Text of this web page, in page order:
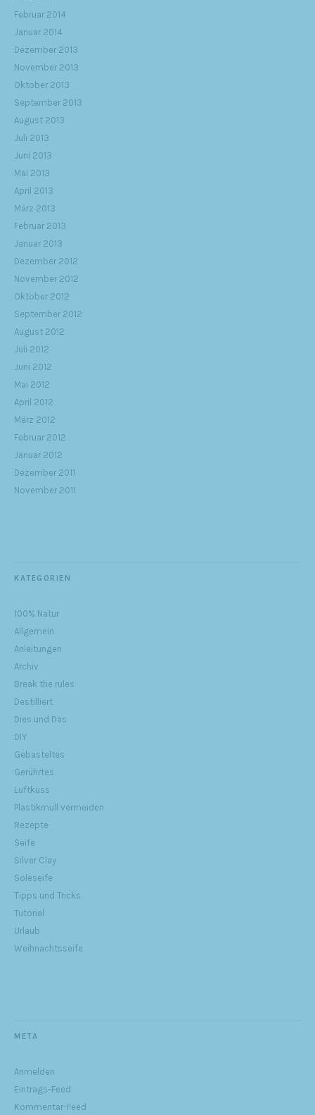
Februar 2014
Januar 2014
Dezember 2013
November 2013
Oktober 2013
September 2013
August 2013
Juli 2013
Juni 2013
Mai 2013
April 2013
März 2013
Februar 2013
Januar 2013
Dezember 2012
November 2012
Oktober 2012
September 2012
August 2012
Juli 2012
Juni 2012
Mai 2012
April 2012
März 2012
Februar 2012
Januar 2012
Dezember 2011
November 2011
KATEGORIEN
100% Natur
Allgemein
Anleitungen
Archiv
Break the rules
Destilliert
Dies und Das
DIY
Gebasteltes
Gerührtes
Luftkuss
Plastikmüll vermeiden
Rezepte
Seife
Silver Clay
Soleseife
Tipps und Tricks
Tutorial
Urlaub
Weihnachtsseife
META
Anmelden
Eintrags-Feed
Kommentar-Feed